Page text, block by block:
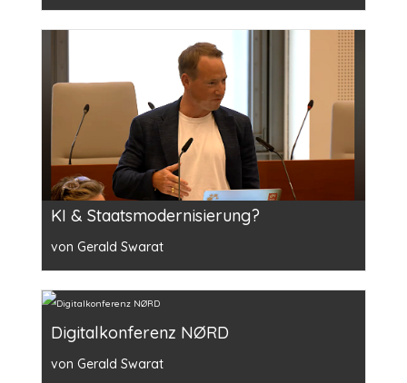
KI & Staatsmodernisierung?
von Gerald Swarat
Digitalkonferenz NØRD
von Gerald Swarat